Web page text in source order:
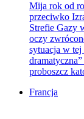
Mija rok od
przeciwko
Strefie Gazy
oczy
sytuacja w tej
proboszcz
Francja